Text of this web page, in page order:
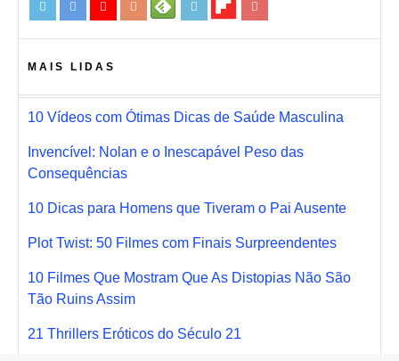
MAIS LIDAS
10 Vídeos com Ótimas Dicas de Saúde Masculina
Invencível: Nolan e o Inescapável Peso das
Consequências
10 Dicas para Homens que Tiveram o Pai Ausente
Plot Twist: 50 Filmes com Finais Surpreendentes
10 Filmes Que Mostram Que As Distopias Não São
Tão Ruins Assim
21 Thrillers Eróticos do Século 21